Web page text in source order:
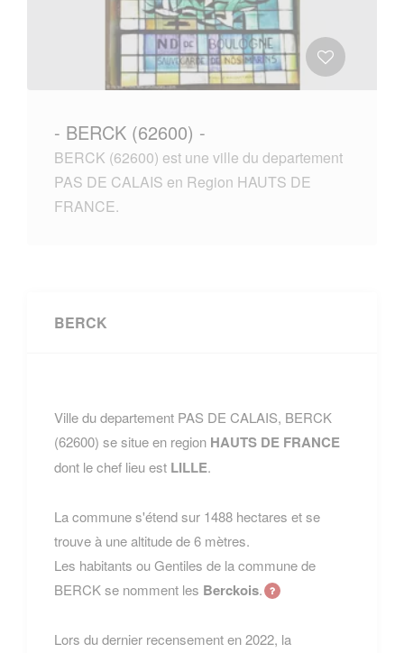
- BERCK (62600) -
BERCK (62600) est une ville du departement
PAS DE CALAIS en Region HAUTS DE
FRANCE.
BERCK
Ville du departement PAS DE CALAIS, BERCK
(62600) se situe en region HAUTS DE FRANCE
dont le chef lieu est LILLE.
La commune s'étend sur 1488 hectares et se
trouve à une altitude de 6 mètres.
Les habitants ou Gentiles de la commune de
BERCK se nomment les Berckois.
Lors du dernier recensement en 2022, la